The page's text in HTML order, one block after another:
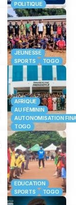
POLITIQUE
JEUNESSE
SPORTS
TOGO
AFRIQUE
AU FÉMININ
AUTONOMISATION
TOGO
EDUCATION
SPORTS
TOGO